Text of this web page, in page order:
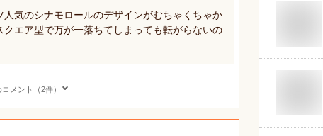
気のシナモロールのデザインがむちゃくちゃか
エア型で万が一落ちてしまっても転がらないの
メント（2件）